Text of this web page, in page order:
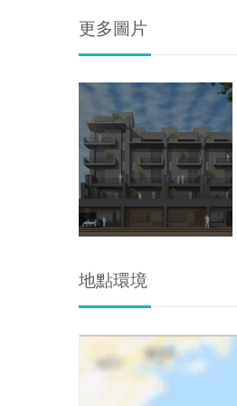
更多圖片
地點環境